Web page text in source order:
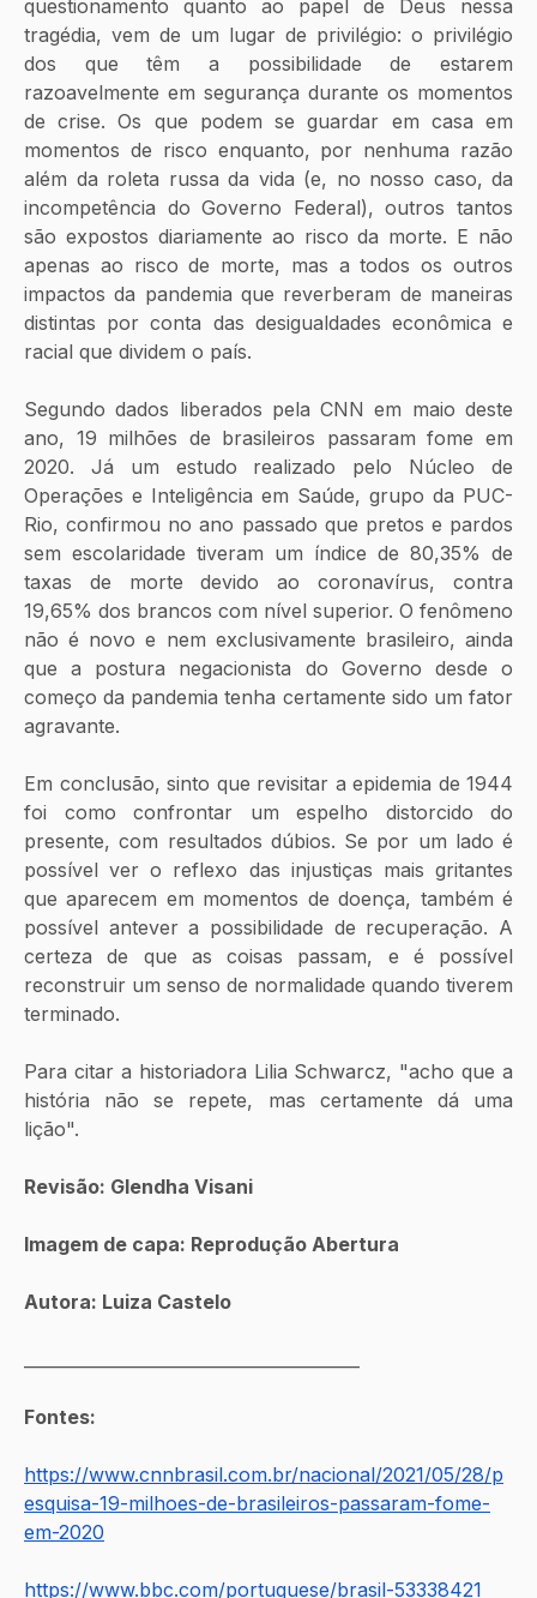
questionamento quanto ao papel de Deus nessa
tragédia, vem de um lugar de privilégio: o privilégio
dos que têm a possibilidade de estarem
razoavelmente em segurança durante os momentos
de crise. Os que podem se guardar em casa em
momentos de risco enquanto, por nenhuma razão
além da roleta russa da vida (e, no nosso caso, da
incompetência do Governo Federal), outros tantos
são expostos diariamente ao risco da morte. E não
apenas ao risco de morte, mas a todos os outros
impactos da pandemia que reverberam de maneiras
distintas por conta das desigualdades econômica e
racial que dividem o país.
Segundo dados liberados pela CNN em maio deste
ano, 19 milhões de brasileiros passaram fome em
2020. Já um estudo realizado pelo Núcleo de
Operações e Inteligência em Saúde, grupo da PUC-
Rio, confirmou no ano passado que pretos e pardos
sem escolaridade tiveram um índice de 80,35% de
taxas de morte devido ao coronavírus, contra
19,65% dos brancos com nível superior. O fenômeno
não é novo e nem exclusivamente brasileiro, ainda
que a postura negacionista do Governo desde o
começo da pandemia tenha certamente sido um fator
agravante.
Em conclusão, sinto que revisitar a epidemia de 1944
foi como confrontar um espelho distorcido do
presente, com resultados dúbios. Se por um lado é
possível ver o reflexo das injustiças mais gritantes
que aparecem em momentos de doença, também é
possível antever a possibilidade de recuperação. A
certeza de que as coisas passam, e é possível
reconstruir um senso de normalidade quando tiverem
terminado.
Para citar a historiadora Lilia Schwarcz, "acho que a
história não se repete, mas certamente dá uma
lição".
Revisão: Glendha Visani
Imagem de capa: Reprodução Abertura
Autora: Luiza Castelo
Fontes:
https://www.cnnbrasil.com.br/nacional/2021/05/28/p
esquisa-19-milhoes-de-brasileiros-passaram-fome-
em-2020
https://www.bbc.com/portuguese/brasil-53338421